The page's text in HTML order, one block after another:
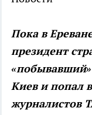
Пока в
президент
Киев и попал
журналистов